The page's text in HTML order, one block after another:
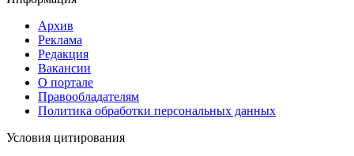
Архив
Реклама
Редакция
Вакансии
О портале
Правообладателям
Политика обработки персональных данных
Условия цитирования